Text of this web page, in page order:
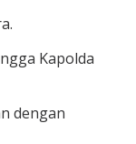
Kapolda
dengan